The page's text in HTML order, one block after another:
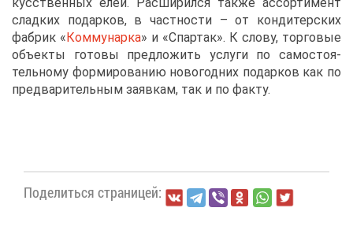
слад­ких по­дар­ков, в част­но­сти – от кон­ди­тер­ских
фаб­рик «Ком­му­нар­ка» и «Спар­так». К сло­ву, тор­го­вые
объ­ек­ты го­то­вы пред­ло­жить услу­ги по са­мо­сто­я­
тель­но­му фор­ми­ро­ва­нию но­во­год­них по­дар­ков как по
пред­ва­ри­тель­ным за­яв­кам, так и по фак­ту.
По­де­лить­ся стра­ни­цей: